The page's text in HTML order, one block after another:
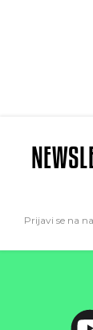
Prijavi se na